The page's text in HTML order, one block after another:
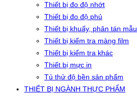
Thiết bị đo độ nhớt
Thiết bị đo độ phủ
Thiết bị khuấy, phân tán mẫu
Thiết bị kiểm tra màng film
Thiết bị kiểm tra khác
Thiết bị mực in
Tủ thử độ bền sản phẩm
THIẾT BỊ NGÀNH THỰC PHẨM